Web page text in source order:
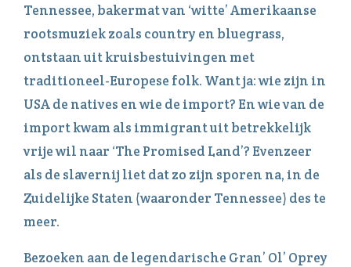
Tennessee, bakermat van ‘witte’ Amerikaanse
rootsmuziek zoals country en bluegrass,
ontstaan uit kruisbestuivingen met
traditioneel-Europese folk. Want ja: wie zijn in
USA de natives en wie de import? En wie van de
import kwam als immigrant uit betrekkelijk
vrije wil naar ‘The Promised Land’? Evenzeer
als de slavernij liet dat zo zijn sporen na, in de
Zuidelijke Staten (waaronder Tennessee) des te
meer.
Bezoeken aan de legendarische Gran’ Ol’ Oprey